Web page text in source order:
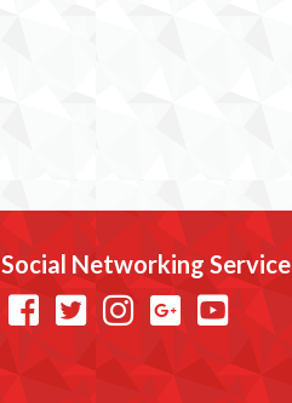
Social Networking Service